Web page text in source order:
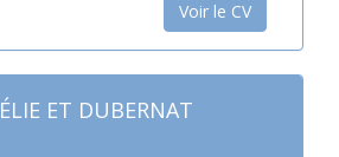
Voir le CV
ET DUBERNAT